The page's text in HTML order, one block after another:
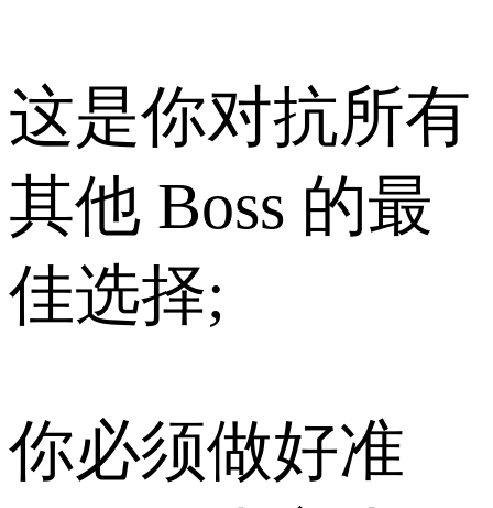
这是你对抗所有
其他 Boss 的最
佳选择;
你必须做好准